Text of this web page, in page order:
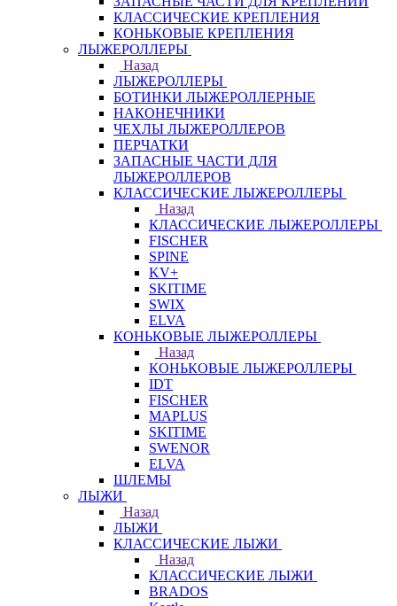
КЛАССИЧЕСКИЕ КРЕПЛЕНИЯ
КОНЬКОВЫЕ КРЕПЛЕНИЯ
ЛЫЖЕРОЛЛЕРЫ
Назад
ЛЫЖЕРОЛЛЕРЫ
БОТИНКИ ЛЫЖЕРОЛЛЕРНЫЕ
НАКОНЕЧНИКИ
ЧЕХЛЫ ЛЫЖЕРОЛЛЕРОВ
ПЕРЧАТКИ
ЗАПАСНЫЕ ЧАСТИ ДЛЯ
ЛЫЖЕРОЛЛЕРОВ
КЛАССИЧЕСКИЕ ЛЫЖЕРОЛЛЕРЫ
Назад
КЛАССИЧЕСКИЕ ЛЫЖЕРОЛЛЕРЫ
FISCHER
SPINE
KV+
SKITIME
SWIX
ELVA
КОНЬКОВЫЕ ЛЫЖЕРОЛЛЕРЫ
Назад
КОНЬКОВЫЕ ЛЫЖЕРОЛЛЕРЫ
IDT
FISCHER
MAPLUS
SKITIME
SWENOR
ELVA
ШЛЕМЫ
ЛЫЖИ
Назад
ЛЫЖИ
КЛАССИЧЕСКИЕ ЛЫЖИ
Назад
КЛАССИЧЕСКИЕ ЛЫЖИ
BRADOS